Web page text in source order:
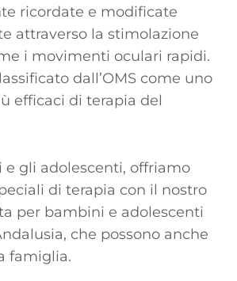
ricordate e modificate
attraverso la stimolazione
i movimenti oculari rapidi.
dall’OMS come uno
efficaci di terapia del
e gli adolescenti, offriamo
di terapia con il nostro
per bambini e adolescenti
che possono anche
famiglia.